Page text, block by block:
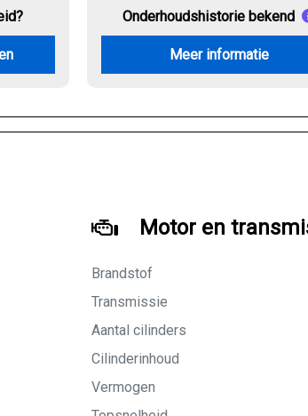
Onderhoudshistorie bekend
Meer informatie
Motor en
Brandstof
Transmissie
Aantal cilinders
Cilinderinhoud
Vermogen